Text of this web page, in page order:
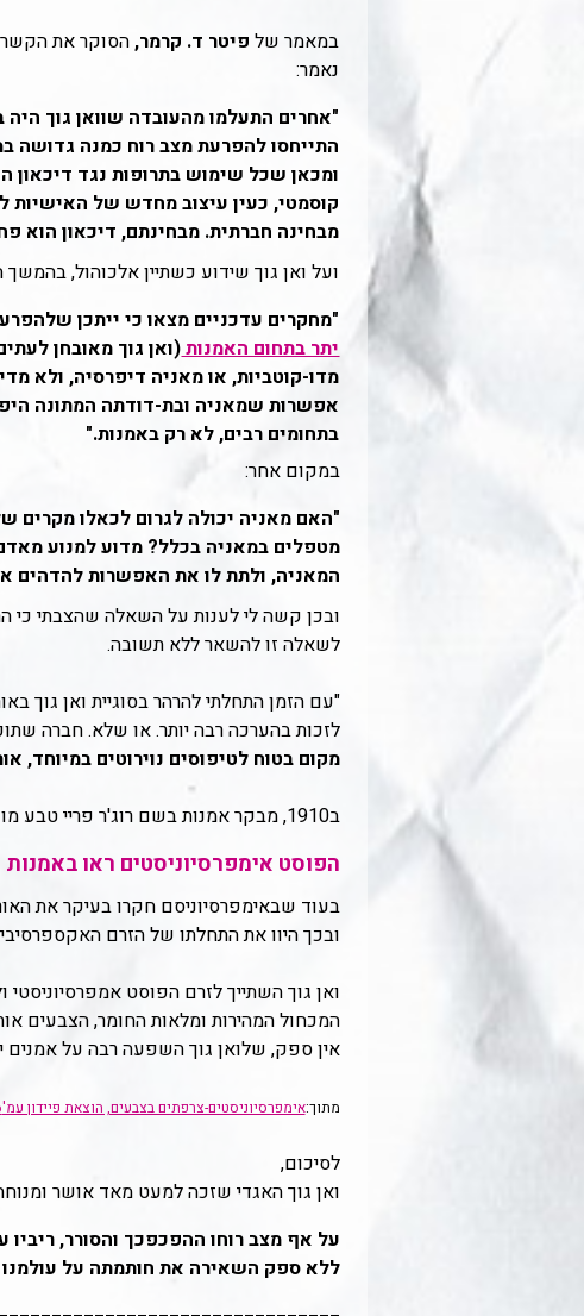
במאמר של פיטר ד. קרמר,הסוקר את הקשר
נאמר:
"אחרים התעלמו מהעובדה שוואן גוך
התייחסו להפרעת מצב רוח כמנה גדושה
ומכאן שכל שימוש בתרופות נגד דיכאון
קוסמטי, כעין עיצוב מחדש של האישיות
מבחינה חברתית. מבחינתם, דיכאון הוא
ועל ואן גוך שידוע כשתיין אלכוהול,
"מחקרים עדכניים מצאו כי ייתכן
יתר בתחום האמנות(ואן גוך מאובחן
מדו-קוטביות, או מאניה דיפרסיה, ולא
אפשרות שמאניה ובת-דודתה המתונה
בתחומים רבים, לא רק באמנות."
במקום אחר:
"האם מאניה יכולה לגרום לכאלו מקרים
מטפלים במאניה בכלל? מדוע למנוע
המאניה, ולתת לו את האפשרות להדהים
ובכן קשה לי לענות על השאלה שהצבתי כי
לשאלה זו להשאר ללא תשובה.
"עם הזמן התחלתי להרהר בסוגיית ואן גוך
לזכות בהערכה רבה יותר. או שלא. חברה
מקום בטוח לטיפוסים נוירוטים במיוחד,
ב1910, מבקר אמנות בשם רוג'ר פריי טבע מונח חדש באמנות :
הפוסט אימפרסיוניסטים ראו
בעוד שבאימפרסיוניסם חקרו בעיקר את
ובכך היוו את התחלתו של הזרם
ואן גוך השתייך לזרם הפוסט
המכחול המהירות ומלאות החומר, הצבעים
אין ספק, שלואן גוך השפעה רבה על אמנים
מתוך:אימפרסיוניסטים-צרפתים בצבעים, הוצאת פיידון עמ'16.
לסיכום,
ואן גוך האגדי שזכה למעט מאד אושר
על אף מצב רוחו ההפכפכך והסורר,
ללא ספק השאירה את חותמתה על עולמנו